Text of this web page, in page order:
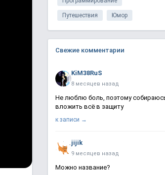
Путешествия Юмор
Свежие комментарии
KiM38RuS
8 месяцев назад
Не люблю боль, поэтому
вложить всё в защиту
к записи →
jijik
9 месяцев назад
Можно название?